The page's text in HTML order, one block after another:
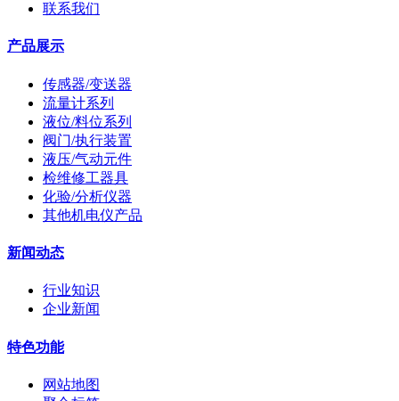
联系我们
产品展示
传感器/变送器
流量计系列
液位/料位系列
阀门/执行装置
液压/气动元件
检维修工器具
化验/分析仪器
其他机电仪产品
新闻动态
行业知识
企业新闻
特色功能
网站地图